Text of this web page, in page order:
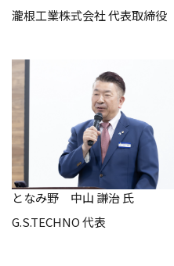
瀧根工業株式会社 代表取締役
となみ野 中山 謙治 氏
G.S.TECHNO 代表